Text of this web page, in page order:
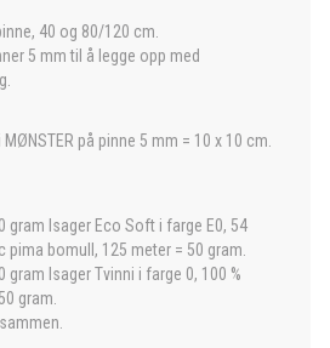
40 og 80/120 cm.
5 mm til å legge opp med
på pinne 5 mm = 10 x 10 cm.
gram Isager Eco Soft i farge E0, 54
pima bomull, 125 meter = 50 gram.
gram Isager Tvinni i farge 0, 100 %
gram.